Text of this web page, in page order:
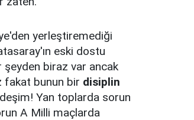
yerleştiremediği
eski dostu
şeyden biraz var ancak
fakat bunun bir disiplin
Yan toplarda sorun
A Milli maçlarda